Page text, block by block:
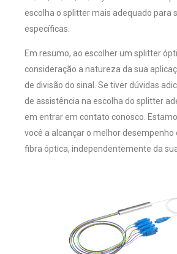
escolha o splitter mais adequado para
específicas.
Em resumo, ao escolher um splitter
consideração a natureza da sua
de divisão do sinal. Se tiver dúvidas
de assistência na escolha do splitter
em entrar em contato conosco.
você a alcançar o melhor desempenho
fibra óptica, independentemente da